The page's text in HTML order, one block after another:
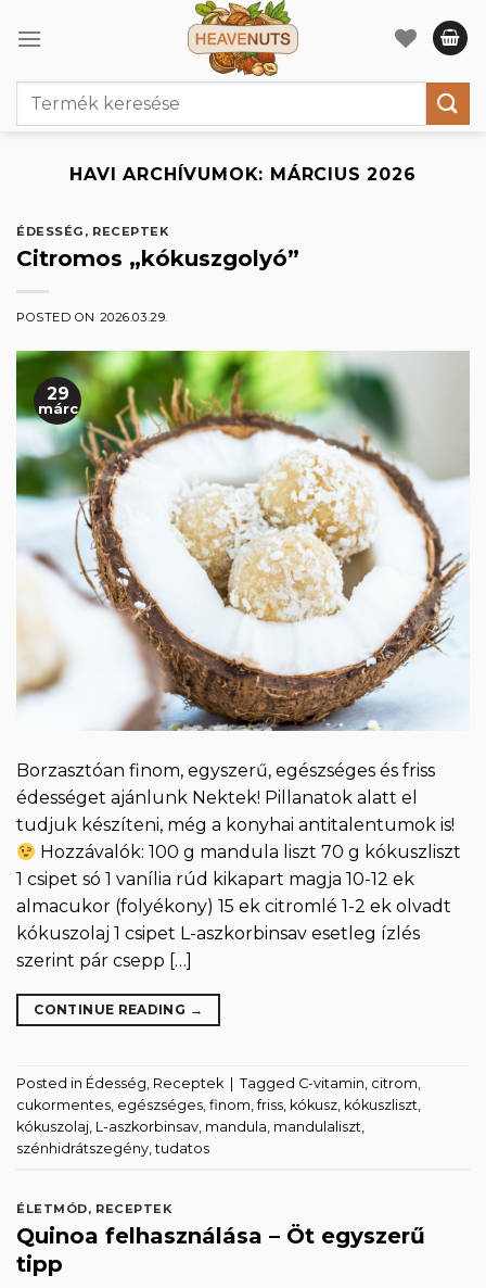
Keresés
HAVI ARCHÍVUMOK: MÁRCIUS 2026
ÉDESSÉG , RECEPTEK
Citromos „kókuszgolyó”
POSTED ON 2026.03.29.
29
márc
Borzasztóan finom, egyszerű, egészséges és friss
édességet ajánlunk Nektek! Pillanatok alatt el
tudjuk készíteni, még a konyhai antitalentumok is!
Hozzávalók: 100 g mandula liszt 70 g kókuszliszt
1 csipet só 1 vanília rúd kikapart magja 10-12 ek
almacukor (folyékony) 15 ek citromlé 1-2 ek olvadt
kókuszolaj 1 csipet L-aszkorbinsav esetleg ízlés
szerint pár csepp […]
CONTINUE READING →
Posted in Édesség, Receptek Tagged C-vitamin, citrom,
cukormentes, egészséges, finom,friss, kókusz, kókuszliszt,
kókuszolaj, L-aszkorbinsav, mandula, mandulaliszt,
szénhidrátszegény,tudatos
ÉLETMÓD, RECEPTEK
Quinoa felhasználása – Öt egyszerű
tipp